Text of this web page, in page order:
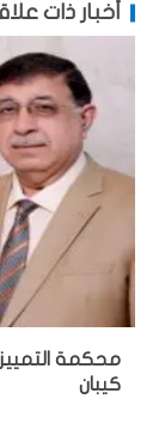
أخبار ذات
محكمة
كيبان